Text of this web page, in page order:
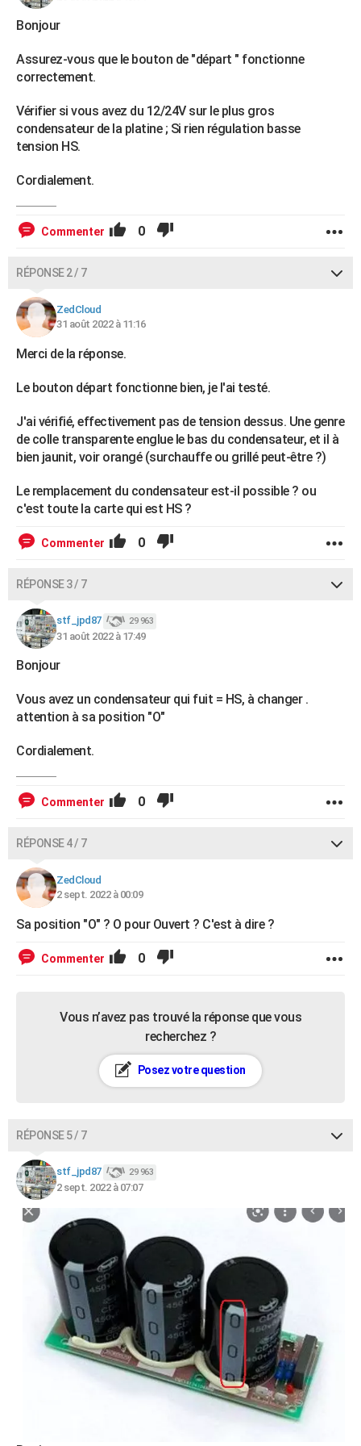
Bonjour
Assurez-vous que le bouton de "départ " fonctionne
correctement.
Vérifier si vous avez du 12/24V sur le plus gros
condensateur de la platine ; Si rien régulation basse
tension HS.
Cordialement.
Commenter 0
RÉPONSE 2 / 7
ZedCloud
31 août 2022 à 11:16
Merci de la réponse.
Le bouton départ fonctionne bien, je l'ai testé.
J'ai vérifié, effectivement pas de tension dessus. Une genre
de colle transparente englue le bas du condensateur, et il à
bien jaunit, voir orangé (surchauffe ou grillé peut-être ?)
Le remplacement du condensateur est-il possible ? ou
c'est toute la carte qui est HS ?
Commenter 0
RÉPONSE 3 / 7
stf_jpd87 29 963
31 août 2022 à 17:49
Bonjour
Vous avez un condensateur qui fuit = HS, à changer .
attention à sa position "O"
Cordialement.
Commenter 0
RÉPONSE 4 / 7
ZedCloud
2 sept. 2022 à 00:09
Sa position "O" ? O pour Ouvert ? C'est à dire ?
Commenter 0
Vous n’avez pas trouvé la réponse que vous
recherchez ?
Posez votre question
RÉPONSE 5 / 7
stf_jpd87 29 963
2 sept. 2022 à 07:07